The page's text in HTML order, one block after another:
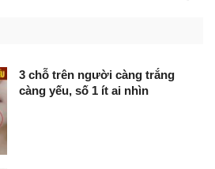
3 chỗ trên người càng trắng
càng yếu, số 1 ít ai nhìn